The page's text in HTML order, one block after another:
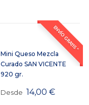
ENVÍO GRATIS *
Mini Queso Mezcla
Curado SAN VICENTE
920 gr.
Desde 14,00€